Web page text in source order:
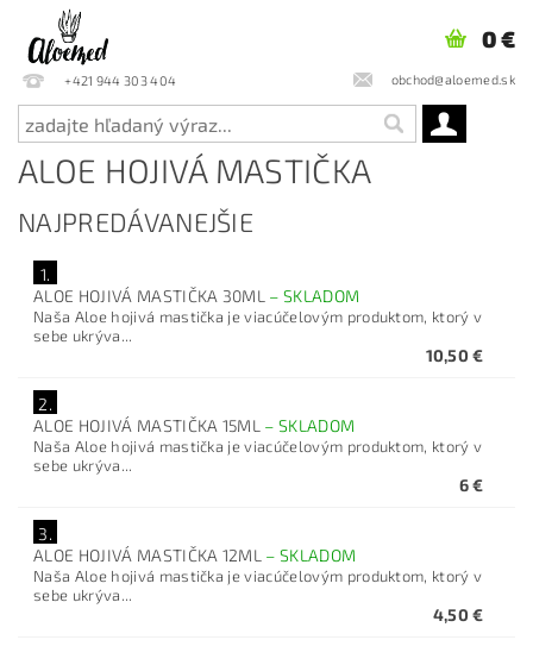
+421 944 303 404 obchod@aloemed.sk
0 €
ALOE HOJIVÁ MASTIČKA
NAJPREDÁVANEJŠIE
1.
ALOE HOJIVÁ MASTIČKA 30ML –SKLADOM
Naša Aloe hojivá mastička je viacúčelovým produktom, ktorý v
sebe ukrýva...
10,50 €
2.
ALOE HOJIVÁ MASTIČKA 15ML –SKLADOM
Naša Aloe hojivá mastička je viacúčelovým produktom, ktorý v
sebe ukrýva...
6 €
3.
ALOE HOJIVÁ MASTIČKA 12ML –SKLADOM
Naša Aloe hojivá mastička je viacúčelovým produktom, ktorý v
sebe ukrýva...
4,50 €